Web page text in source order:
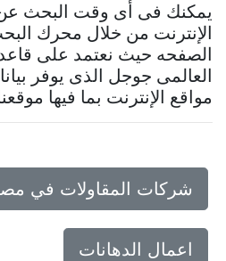
يمكنك فى أى وقت البحث عن
الإنترنت من خلال محرك
الصفحه حيث نعتمد على قاعدة
العالمى جوجل الذى يوفر
مواقع الإنترنت بما فيها موقعنا
شركات المقاولات في مصر
اعمال الدهانات